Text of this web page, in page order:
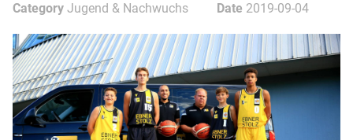
Category Jugend & Nachwuchs Date 2019-09-04